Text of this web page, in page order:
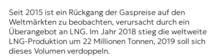
Seit 2015 ist ein Rückgang der Gaspreise auf den
Weltmärkten zu beobachten, verursacht durch ein
Überangebot an LNG. Im Jahr 2018 stieg die weltweite
LNG-Produktion um 22 Millionen Tonnen, 2019 soll sich
dieses Volumen verdoppeln.